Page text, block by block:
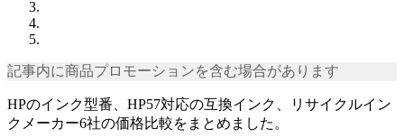
記事内に商品プロモーションを含む場合があります
HPのインク型番、HP57対応の互換インク、リサイクルイン
クメーカー6社の価格比較をまとめました。